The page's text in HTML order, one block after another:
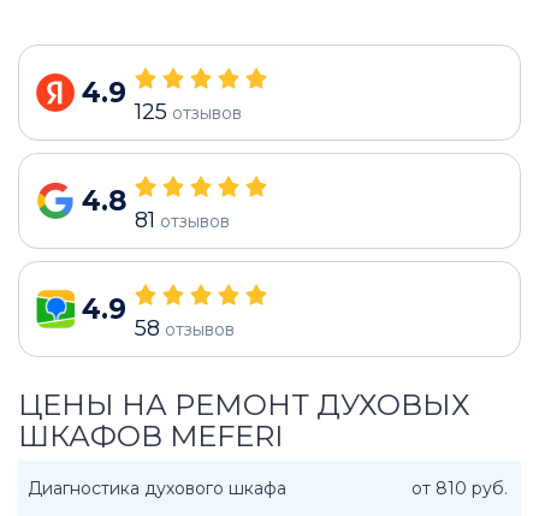
4.9
125 отзывов
4.8
81 отзывов
4.9
58 отзывов
ЦЕНЫ НА РЕМОНТ ДУХОВЫХ
ШКАФОВ MEFERI
Диагностика духового шкафа от 810 руб.